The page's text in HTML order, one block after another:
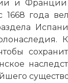
и Франции
1668 года